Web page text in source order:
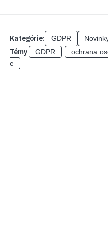
Kategórie: GDPR
Témy GDPR ochrana
e